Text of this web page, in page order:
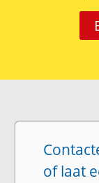
of laat